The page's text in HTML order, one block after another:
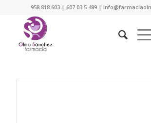
958 818 603 | 607 03 5 489 |